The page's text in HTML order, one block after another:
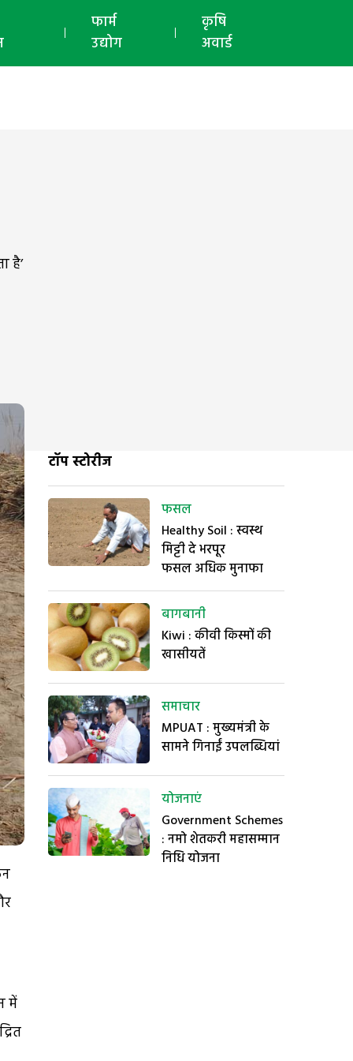
फार्म
उद्योग
कृषि
अवार्ड
है’
में
टॉप स्टोरीज
फसल
Healthy Soil : स्वस्थ
मिट्टी दे भरपूर
फसल अधिक मुनाफा
बागबानी
Kiwi : कीवी किस्मों की
खासीयतें
समाचार
MPUAT : मुख्यमंत्री के
सामने गिनाईं उपलब्धियां
योजनाएं
Government Schemes
: नमो शेतकरी महासम्मान
निधि योजना